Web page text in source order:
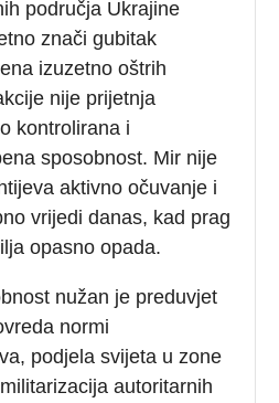
područja Ukrajine
znači gubitak
izuzetno oštrih
nije prijetnja
kontrolirana i
sposobnost. Mir nije
aktivno očuvanje i
vrijedi danas, kad prag
opasno opada.
nužan je preduvjet
normi
podjela svijeta u zone
autoritarnih